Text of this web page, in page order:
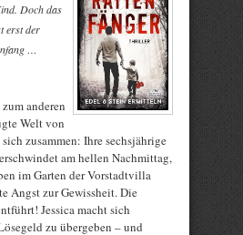
Doch das
erst der
…
anderen
Welt von
zusammen: Ihre sechsjährige
am hellen Nachmittag,
im Garten der Vorstadtvilla
Angst zur Gewissheit. Die
Jessica macht sich
zu übergeben – und